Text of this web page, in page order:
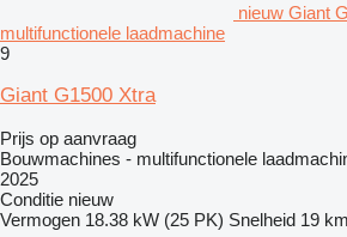
nieuw Giant
multifunctionele laadmachine
9
Giant G1500 Xtra
Prijs op aanvraag
Bouwmachines - multifunctionele
2025
Conditie nieuw
Vermogen 18.38 kW (25 PK) Snelheid 19